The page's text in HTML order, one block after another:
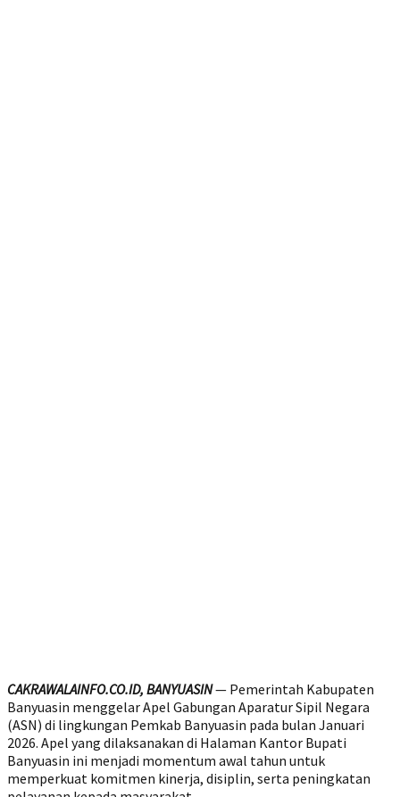
CAKRAWALAINFO.CO.ID, BANYUASIN— Pemerintah Kabupaten
Banyuasin menggelar Apel Gabungan Aparatur Sipil Negara
(ASN) di lingkungan Pemkab Banyuasin pada bulan Januari
2026. Apel yang dilaksanakan di Halaman Kantor Bupati
Banyuasin ini menjadi momentum awal tahun untuk
memperkuat komitmen kinerja, disiplin, serta peningkatan